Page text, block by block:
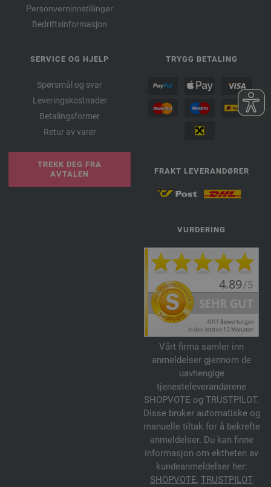
Personverninnstillinger
Bedriftsinformasjon
SERVICE OG HJELP
Spørsmål og svar
Leveringskostnader
Betalingsformer
Retur av varer
TREKK DEG FRA
AVTALEN
TRYGG BETALING
FRAKT LEVERANDØRER
VURDERING
Vårt firma samler inn
anmeldelser gjennom de
uavhengige
tjenesteleverandørene
SHOPVOTE og TRUSTPILOT.
Disse bruker automatiske og
manuelle tiltak for å bekrefte
anmeldelser. Du kan finne
informasjon om ektheten av
kundeanmeldelser her:
SHOPVOTE, TRUSTPILOT